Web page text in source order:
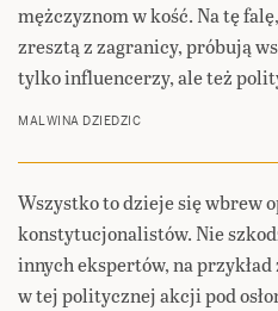
mężczyznom w kość. Na tę
zresztą z zagranicy, próbują
tylko influencerzy, ale też
MALWINA DZIEDZIC
Wszystko to dzieje się wbrew
konstytucjonalistów. Nie
innych ekspertów, na
w tej politycznej akcji pod